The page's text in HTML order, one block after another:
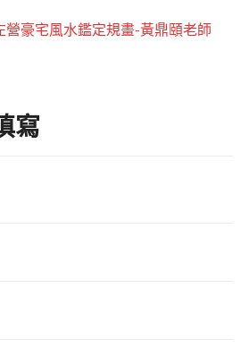
營豪宅風水鑑定規畫-黃鼎頤老師
寫